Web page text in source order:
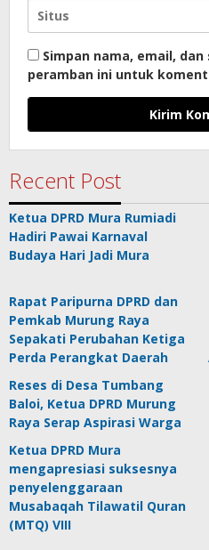
Simpan nama, email,
peramban ini untuk
Recent Post
Ketua DPRD Mura Rumiadi
Hadiri Pawai Karnaval
Budaya Hari Jadi Mura
Rapat Paripurna DPRD dan
Pemkab Murung Raya
Sepakati Perubahan Ketiga
Perda Perangkat Daerah
Reses di Desa Tumbang
Baloi, Ketua DPRD Murung
Raya Serap Aspirasi Warga
Ketua DPRD Mura
mengapresiasi suksesnya
penyelenggaraan
Musabaqah Tilawatil Quran
(MTQ) VIII